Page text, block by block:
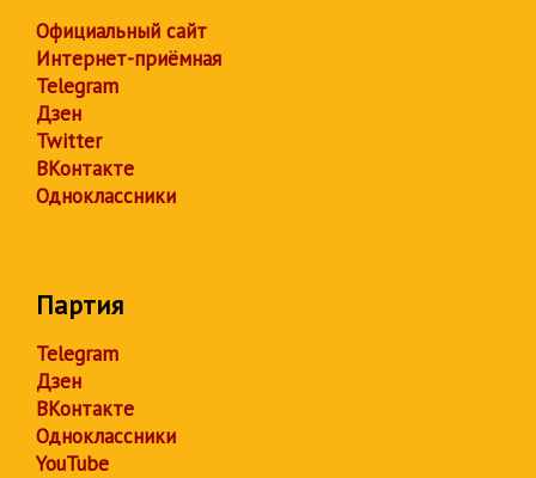
Официальный сайт
Интернет-приёмная
Telegram
Дзен
Twitter
ВКонтакте
Одноклассники
Партия
Telegram
Дзен
ВКонтакте
Одноклассники
YouTube